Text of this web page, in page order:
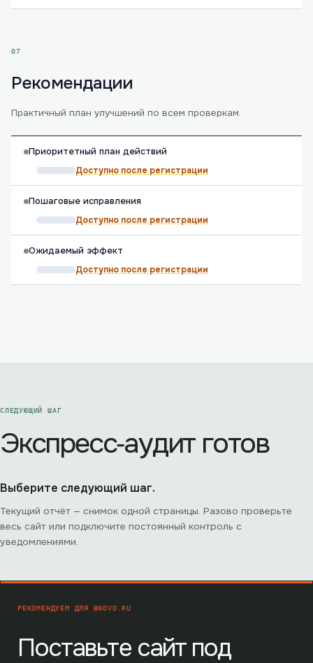
07
Рекомендации
Практичный план улучшений по всем проверкам.
Приоритетный план действий
Доступно после регистрации
Пошаговые исправления
Доступно после регистрации
Ожидаемый эффект
Доступно после регистрации
СЛЕДУЮЩИЙ ШАГ
Экспресс‑аудит готов
Выберите следующий шаг.
Текущий отчёт — снимок одной страницы. Разово проверьте
весь сайт или подключите постоянный контроль с
уведомлениями.
РЕКОМЕНДУЕМ ДЛЯ BNOVO.RU
Поставьте сайт под